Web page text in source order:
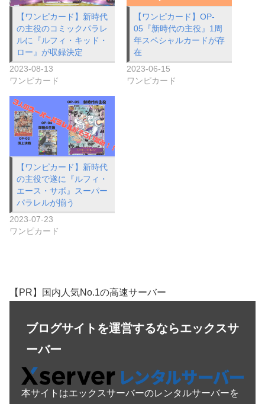
【ワンピカード】新時代
の主役のコミックパラレ
ルに『ルフィ・キッド・
ロー』が収録決定
2023-08-13
ワンピカード
【ワンピカード】OP-
05『新時代の主役』1周
年スペシャルカードが存
在
2023-06-15
ワンピカード
【ワンピカード】新時代
の主役で遂に『ルフィ・
エース・サボ』スーパー
パラレルが揃う
2023-07-23
ワンピカード
【PR】国内人気No.1の高速サーバー
ブログサイトを運営するならエックスサ
ーバー
本サイトはエックスサーバーのレンタルサーバーを